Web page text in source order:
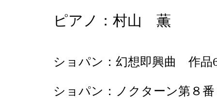
ピアノ：村山 薫
ショパン：幻想即興曲 作品
ショパン：ノクターン第